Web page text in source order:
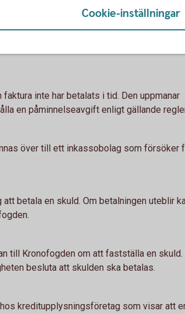
när kunder inte
inte har betalats i tid. Den uppmanar
en påminnelseavgift enligt gällande
över till ett inkassobolag som försöker
betala en skuld. Om betalningen uteblir
till Kronofogden om att fastställa en skuld.
besluta att skulden ska betalas.
kreditupplysningsföretag som visar att
Cookie-inställningar